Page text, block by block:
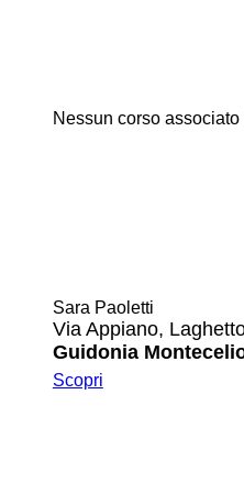
Nessun corso associato
Sara Paoletti
Via Appiano,
Guidonia
Scopri